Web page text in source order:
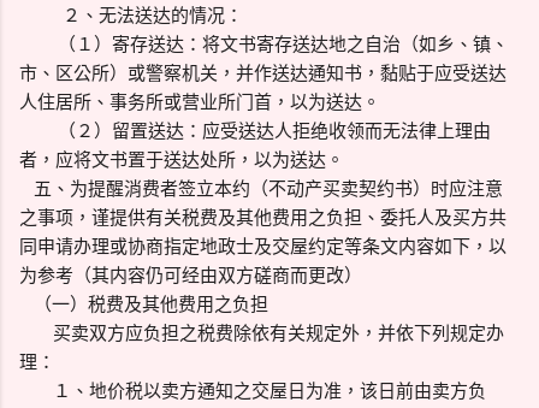
２、无法送达的情况：
（１）寄存送达：将文书寄存送达地之自治（如乡、镇、
市、区公所）或警察机关，并作送达通知书，黏贴于应受送达
人住居所、事务所或营业所门首，以为送达。
（２）留置送达：应受送达人拒绝收领而无法律上理由
者，应将文书置于送达处所，以为送达。
五、为提醒消费者签立本约（不动产买卖契约书）时应注意
之事项，谨提供有关税费及其他费用之负担、委托人及买方共
同申请办理或协商指定地政士及交屋约定等条文内容如下，以
为参考（其内容仍可经由双方磋商而更改）
（一）税费及其他费用之负担
买卖双方应负担之税费除依有关规定外，并依下列规定办
理：
１、地价税以卖方通知之交屋日为准，该日前由卖方负